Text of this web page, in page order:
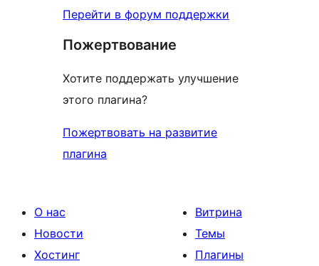
Перейти в форум поддержки
Пожертвование
Хотите поддержать улучшение
этого плагина?
Пожертвовать на развитие
плагина
О нас
Новости
Хостинг
Витрина
Темы
Плагины